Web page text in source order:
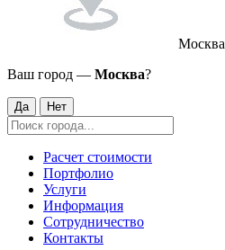
Москва
Ваш город — Москва?
Да Нет
Расчет стоимости
Портфолио
Услуги
Информация
Сотрудничество
Контакты